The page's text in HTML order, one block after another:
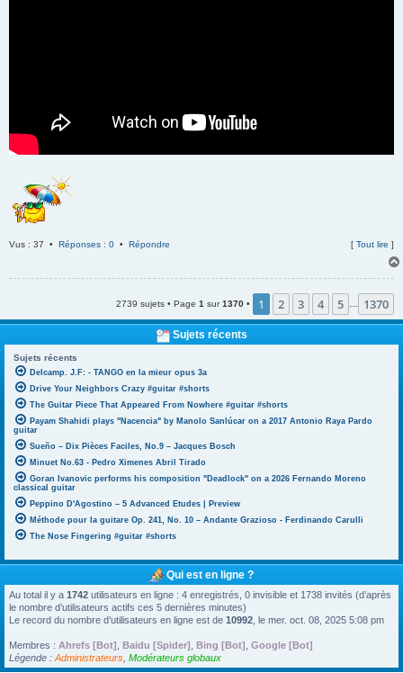
Vus : 37 • Réponses : 0 • Répondre [ Tout lire ]
2739 sujets • Page 1 sur1370 • 1 2 3 4 5 1370
Sujets récents
Sujets récents
Delcamp. J.F: - TANGO en la mieur opus 3a
Drive Your Neighbors Crazy #guitar #shorts
The Guitar Piece That Appeared From Nowhere #guitar #shorts
Payam Shahidi plays "Nacencia" by Manolo Sanlúcar on a 2017 Antonio Raya Pardo
guitar
Sueño – Dix Pièces Faciles, No.9 – Jacques Bosch
Minuet No.63 - Pedro Ximenes Abril Tirado
Goran Ivanovic performs his composition "Deadlock" on a 2026 Fernando Moreno
classical guitar
Peppino D'Agostino – 5 Advanced Etudes | Preview
Méthode pour la guitare Op. 241, No. 10 – Andante Grazioso - Ferdinando Carulli
The Nose Fingering #guitar #shorts
Qui est en ligne ?
Au total il y a 1742 utilisateurs en ligne : 4 enregistrés, 0 invisible et 1738 invités (d’après
le nombre d’utilisateurs actifs ces 5 dernières minutes)
Le record du nombre d’utilisateurs en ligne est de 10992 , le mer. oct. 08, 2025 5:08 pm
Membres : Ahrefs [Bot] Baidu [Spider] Bing [Bot] Google [Bot]
Légende : Administrateurs Modérateurs globaux